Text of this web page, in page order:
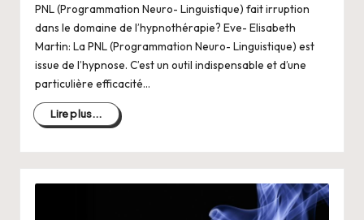
PNL (Programmation Neuro- Linguistique) fait irruption
dans le domaine de l’hypnothérapie? Eve- Elisabeth
Martin: La PNL (Programmation Neuro- Linguistique) est
issue de l’hypnose. C’est un outil indispensable et d’une
particulière efficacité…
Lire plus...